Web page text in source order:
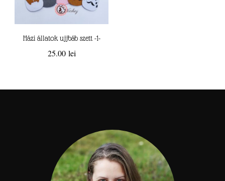
Házi állatok ujjbáb szett -1-
25.00 lei